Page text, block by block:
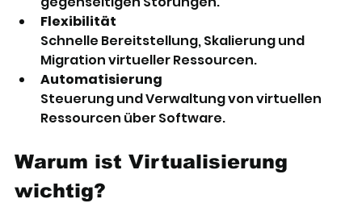
Flexibilität
Schnelle Bereitstellung, Skalierung und
Migration virtueller Ressourcen.
Automatisierung
Steuerung und Verwaltung von virtuellen
Ressourcen über Software.
Warum ist Virtualisierung
wichtig?